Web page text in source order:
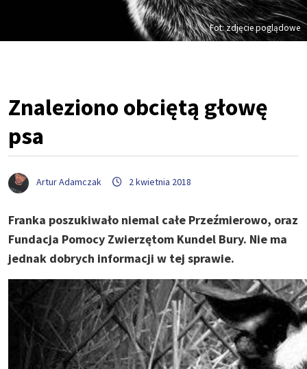
Fot: zdjęcie poglądowe
Znaleziono obciętą głowę
psa
Artur Adamczak 2 kwietnia 2018
Franka poszukiwało niemal całe Przeźmierowo, oraz
Fundacja Pomocy Zwierzętom Kundel Bury. Nie ma
jednak dobrych informacji w tej sprawie.